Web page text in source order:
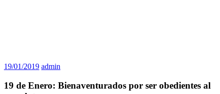
19/01/2019 admin
19 de Enero: Bienaventurados por ser obedientes al